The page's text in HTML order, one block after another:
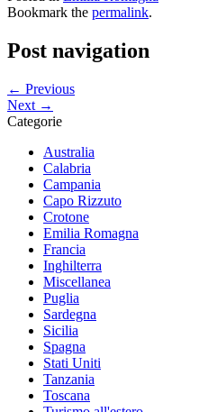
Bookmark the permalink.
Post navigation
← Previous
Next →
Categorie
Australia
Calabria
Campania
Capo Rizzuto
Crotone
Emilia Romagna
Francia
Inghilterra
Miscellanea
Puglia
Sardegna
Sicilia
Spagna
Stati Uniti
Tanzania
Toscana